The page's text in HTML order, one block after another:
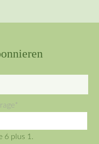
*
6 plus 1.